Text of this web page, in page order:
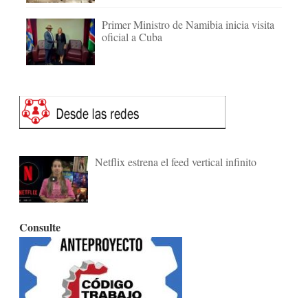
Primer Ministro de Namibia inicia visita
oficial a Cuba
Netflix estrena el feed vertical infinito
Consulte